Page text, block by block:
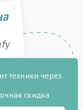
техники через
скидка